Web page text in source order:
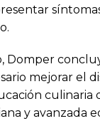
Domper
mejorar el
culinaria
y avanzada